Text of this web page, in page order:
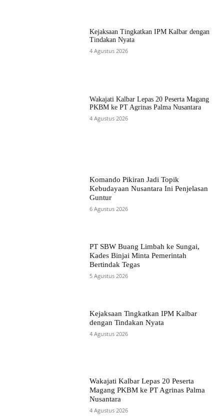
Kejaksaan Tingkatkan IPM Kalbar dengan
Tindakan Nyata
4 Agustus 2026
Wakajati Kalbar Lepas 20 Peserta Magang
PKBM ke PT Agrinas Palma Nusantara
4 Agustus 2026
Komando Pikiran Jadi Topik
Kebudayaan Nusantara Ini Penjelasan
Guntur
6 Agustus 2026
PT SBW Buang Limbah ke Sungai,
Kades Binjai Minta Pemerintah
Bertindak Tegas
5 Agustus 2026
Kejaksaan Tingkatkan IPM Kalbar
dengan Tindakan Nyata
4 Agustus 2026
Wakajati Kalbar Lepas 20 Peserta
Magang PKBM ke PT Agrinas Palma
Nusantara
4 Agustus 2026